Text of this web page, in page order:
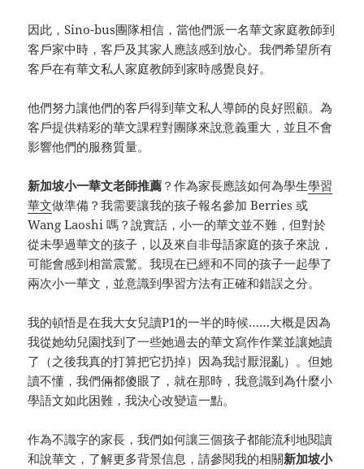
因此，Sino-bus團隊相信，當他們派一名華文家庭教師到
客戶家中時，客戶及其家人應該感到放心。我們希望所有
客戶在有華文私人家庭教師到家時感覺良好。
他們努力讓他們的客戶得到華文私人導師的良好照顧。為
客戶提供精彩的華文課程對團隊來說意義重大，並且不會
影響他們的服務質量。
新加坡小一華文老師推薦 ？作為家長應該如何為學生學習
華文做準備？我需要讓我的孩子報名參加 Berries 或
Wang Laoshi 嗎？說實話，小一的華文並不難，但對於
從未學過華文的孩子，以及來自非母語家庭的孩子來說，
可能會感到相當震驚。我現在已經和不同的孩子一起學了
兩次小一華文，並意識到學習方法有正確和錯誤之分。
我的頓悟是在我大女兒讀P1的一半的時候……大概是因為
我從她幼兒園找到了一些她過去的華文寫作作業並讓她讀
了（之後我真的打算把它扔掉）因為我討厭混亂）。但她
讀不懂，我們倆都傻眼了，就在那時，我意識到為什麼小
學語文如此困難，我決心改變這一點。
作為不識字的家長，我們如何讓三個孩子都能流利地閱讀
和說華文，了解更多背景信息，請參閱我的相關新加坡小